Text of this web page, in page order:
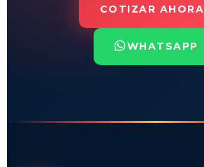
COTIZAR AHORA
WHATSAPP